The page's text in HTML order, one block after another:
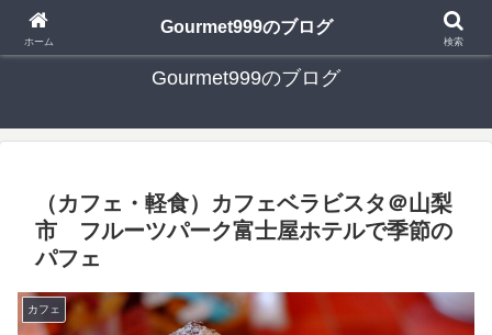
日々の食べ歩き・たまに行く旅行・子供とのお出かけを書いたブログです
Gourmet999のブログ
（カフェ・軽食）カフェベラビスタ＠山梨
市 フルーツパーク富士屋ホテルで季節の
パフェ
カフェ
ホーム
Gourmet999のブログ
検索